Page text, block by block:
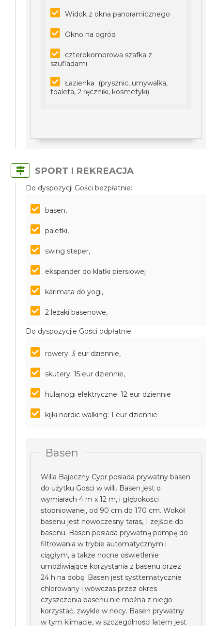
Widok z okna panoramicznego
Okno na ogród
czterokomorowa szafka z
szufladami
Łazienka (prysznic, umywalka,
toaleta, 2 ręczniki, kosmetyki)
SPORT I REKREACJA
Do dyspozycji Gości bezpłatnie:
basen,
paletki,
swing steper,
ekspander do klatki piersiowej
karimata do yogi,
2 leżaki basenowe,
Do dyspozycjie Gości odpłatnie:
rowery: 3 eur dziennie,
skutery: 15 eur dziennie,
hulajnogi elektryczne: 12 eur dziennie
kijki nordic walking: 1 eur dziennie
Basen
Willa Bajeczny Cypr posiada prywatny basen
do użytku Gości w willi. Basen jest o
wymiarach 4 m x 12 m, i głębokości
stopniowanej, od 90 cm do 170 cm. Wokół
basenu jest nowoczesny taras, 1 zejście do
basenu. Basen posiada prywatną pompę do
filtrowania w trybie automatycznym i
ciągłym, a także nocne oświetlenie
umożliwiające korzystania z basenu przez
24 h na dobę. Basen jest systtematycznie
chlorowany i wówczas przez okres
czyszczenia basenu nie można z niego
korzystać, zwykle w nocy. Basen prywatny
w tym klimacie, w szczególności latem jest